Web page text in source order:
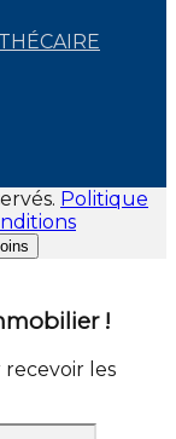
Politique
!
les